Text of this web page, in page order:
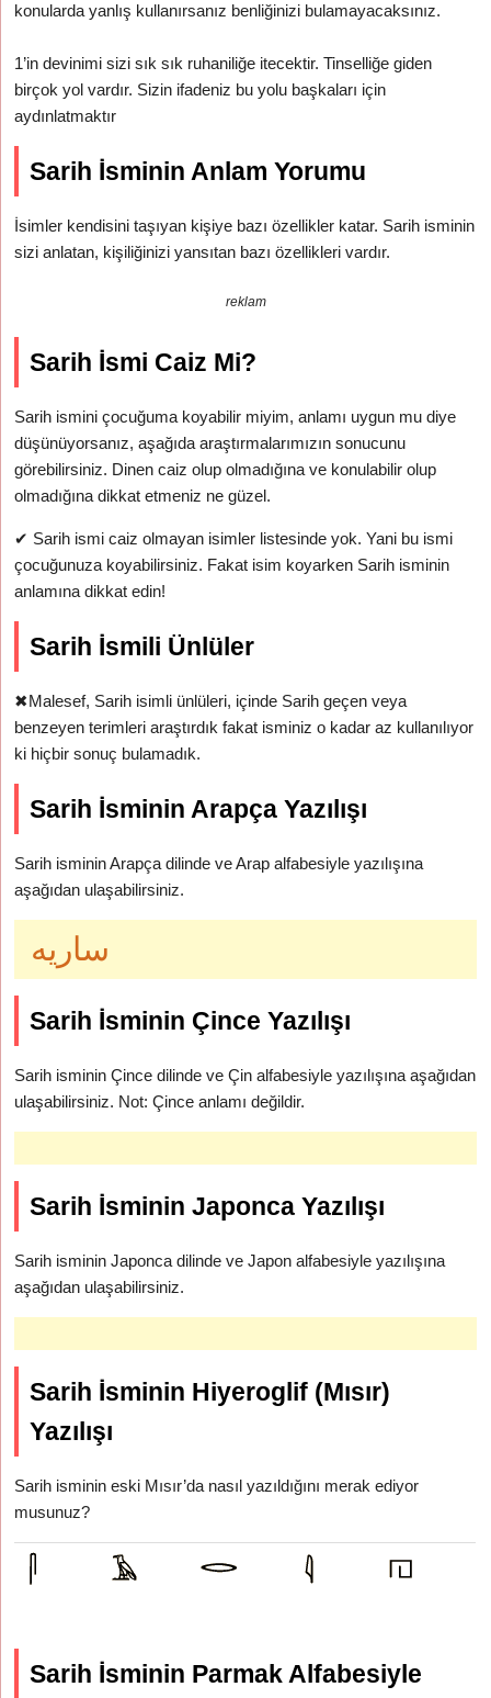
konularda yanlış kullanırsanız benliğinizi bulamayacaksınız.
1’in devinimi sizi sık sık ruhaniliğe itecektir. Tinselliğe giden
birçok yol vardır. Sizin ifadeniz bu yolu başkaları için
aydınlatmaktır
Sarih İsminin Anlam Yorumu
İsimler kendisini taşıyan kişiye bazı özellikler katar. Sarih isminin
sizi anlatan, kişiliğinizi yansıtan bazı özellikleri vardır.
reklam
Sarih İsmi Caiz Mi?
Sarih ismini çocuğuma koyabilir miyim, anlamı uygun mu diye
düşünüyorsanız, aşağıda araştırmalarımızın sonucunu
görebilirsiniz. Dinen caiz olup olmadığına ve konulabilir olup
olmadığına dikkat etmeniz ne güzel.
✔ Sarih ismi caiz olmayan isimler listesinde yok. Yani bu ismi
çocuğunuza koyabilirsiniz. Fakat isim koyarken Sarih isminin
anlamına dikkat edin!
Sarih İsmili Ünlüler
✖Malesef, Sarih isimli ünlüleri, içinde Sarih geçen veya
benzeyen terimleri araştırdık fakat isminiz o kadar az kullanılıyor
ki hiçbir sonuç bulamadık.
Sarih İsminin Arapça Yazılışı
Sarih isminin Arapça dilinde ve Arap alfabesiyle yazılışına
aşağıdan ulaşabilirsiniz.
ساريه
Sarih İsminin Çince Yazılışı
Sarih isminin Çince dilinde ve Çin alfabesiyle yazılışına aşağıdan
ulaşabilirsiniz. Not: Çince anlamı değildir.
Sarih İsminin Japonca Yazılışı
Sarih isminin Japonca dilinde ve Japon alfabesiyle yazılışına
aşağıdan ulaşabilirsiniz.
Sarih İsminin Hiyeroglif (Mısır)
Yazılışı
Sarih isminin eski Mısır’da nasıl yazıldığını merak ediyor
musunuz?
Sarih İsminin Parmak Alfabesiyle